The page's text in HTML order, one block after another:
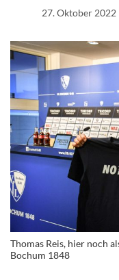
27. Oktober 2022
Thomas Reis, hier noch
Bochum 1848